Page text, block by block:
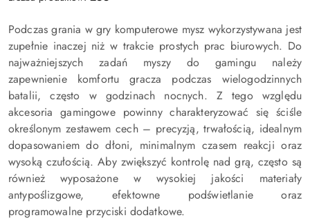
Podczas grania w gry komputerowe mysz wykorzystywana jest
zupełnie inaczej niż w trakcie prostych prac biurowych. Do
najważniejszych zadań myszy do gamingu należy
zapewnienie komfortu gracza podczas wielogodzinnych
batalii, często w godzinach nocnych. Z tego względu
akcesoria gamingowe powinny charakteryzować się ściśle
określonym zestawem cech – precyzją, trwałością, idealnym
dopasowaniem do dłoni, minimalnym czasem reakcji oraz
wysoką czułością. Aby zwiększyć kontrolę nad grą, często są
również wyposażone w wysokiej jakości materiały
antypoślizgowe, efektowne podświetlanie oraz
programowalne przyciski dodatkowe.